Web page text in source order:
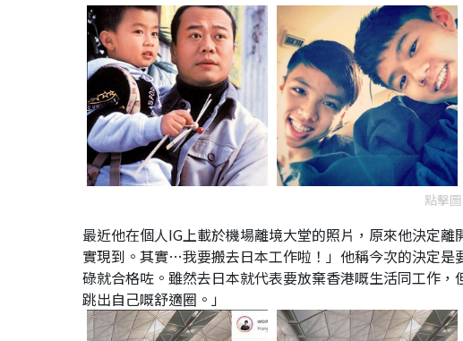
點擊
最近他在個人IG上載於機場離境大堂的照片，原來他決定
實現到。其實…我要搬去日本工作啦！」他稱今次的決定
碌就合格咗。雖然去日本就代表要放棄香港嘅生活同工作
跳出自己嘅舒適圈。」